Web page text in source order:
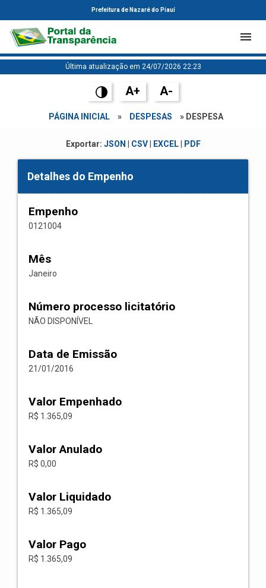
Prefeitura de Nazaré do Piauí
Última atualização em 24/07/2026 22:23
A+ A-
PÁGINA INICIAL » DESPESAS » DESPESA
Exportar: JSON CSV| EXCEL| PDF
Detalhes do Empenho
Empenho
0121004
Mês
Janeiro
Número processo licitatório
NÃO DISPONÍVEL
Data de Emissão
21/01/2016
Valor Empenhado
R$ 1.365,09
Valor Anulado
R$ 0,00
Valor Liquidado
R$ 1.365,09
Valor Pago
R$ 1.365,09